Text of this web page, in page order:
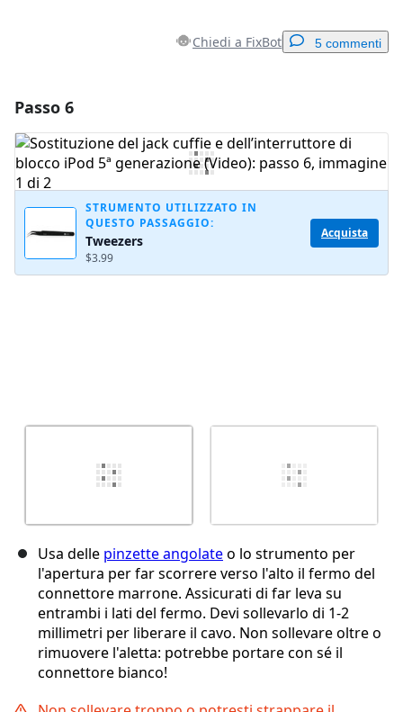
Chiedi a FixBot 5 commenti
Aggiungi Commento
Annulla Pubblica commento
Passo 6
STRUMENTO UTILIZZATO IN
QUESTO PASSAGGIO:
Tweezers
$3.99
Acquista
Usa delle pinzette angolateo lo strumento per
l'apertura per far scorrere verso l'alto il fermo del
connettore marrone. Assicurati di far leva su
entrambi i lati del fermo. Devi sollevarlo di 1-2
millimetri per liberare il cavo. Non sollevare oltre o
rimuovere l'aletta: potrebbe portare con sé il
connettore bianco!